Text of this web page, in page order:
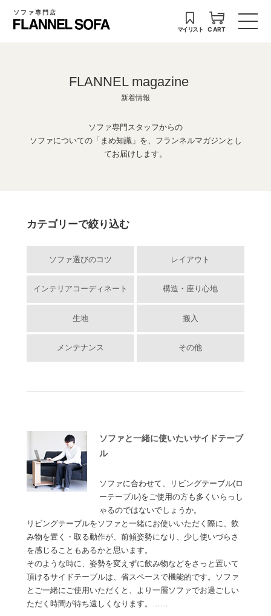
ソファ専門店
マイリスト CART
FLANNEL magazine
新着情報
ソファ専門スタッフからの
ソファについての「まめ知識」を、フランネルマガジンとし
てお届けします。
カテゴリーで絞り込む
ソファ選びのコツ レイアウト
インテリアコーディネート 構造・座り心地
生地 搬入
メンテナンス その他
ソファと一緒に使いたいサイドテーブ
ル
ソファに合わせて、リビングテーブル(ロ
ーテーブル)をご使用の方も多くいらっし
ゃるのではないでしょうか。
リビングテーブルをソファと一緒にお使いいただく際に、飲
み物を置く・取る動作が、前傾姿勢になり、少し使いづらさ
を感じることもあるかと思います。
そのような時に、姿勢を変えずに飲み物などをさっと置いて
頂けるサイドテーブルは、省スペースで機能的です。ソファ
とご一緒にご使用いただくと、より一層ソファでお過ごしい
ただく時間が待ち遠しくなります。……